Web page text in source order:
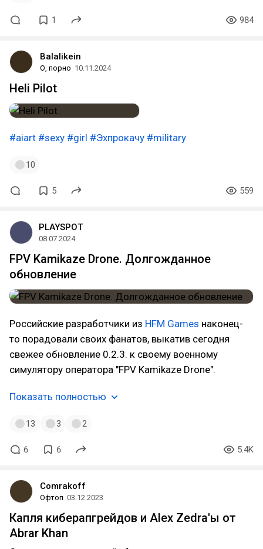
1 984
Balalikein
О, порно 10.11.2024
Heli Pilot
#aiart #sexy #girl #Эхпрокачу #military
10
5 559
PLAYSPOT
08.07.2024
FPV Kamikaze Drone. Долгожданное
обновление
Российские разработчики из HFM Games наконец-
то порадовали своих фанатов, выкатив сегодня
свежее обновление 0.2.3. к своему военному
симулятору оператора "FPV Kamikaze Drone".
Показать полностью
13 3 2
6 6 5.4K
Comrakoff
Офтоп 03.12.2023
Капля киберапгрейдов и Alex Zedra'ы от
Abrar Khan